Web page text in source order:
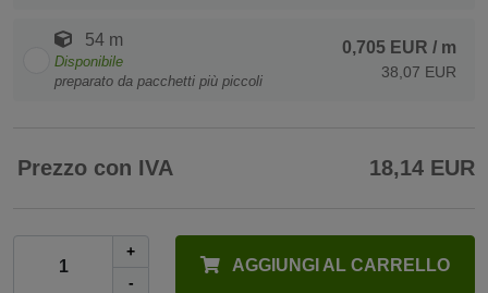
54 m
Disponibile
preparato da pacchetti più piccoli
0,705 EUR / m
38,07 EUR
Prezzo con IVA 18,14 EUR
+
-
AGGIUNGI AL CARRELLO